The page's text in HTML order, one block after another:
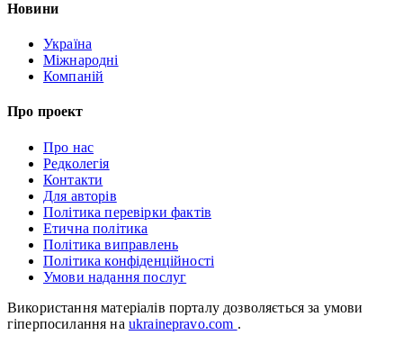
Новини
Україна
Міжнародні
Компаній
Про проект
Про нас
Редколегія
Контакти
Для авторів
Політика перевірки фактів
Етична політика
Політика виправлень
Політика конфіденційності
Умови надання послуг
Використання матеріалів порталу дозволяється за умови
гіперпосилання на ukrainepravo.com .